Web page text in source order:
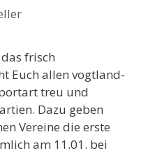
frisch
Euch allen vogtland-
treu und
Dazu geben
Vereine die erste
am 11.01. bei